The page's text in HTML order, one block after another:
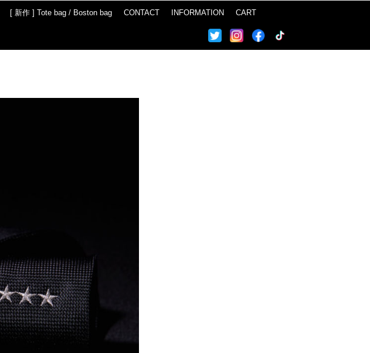
[ 新作 ] Tote bag / Boston bag CONTACT INFORMATION CART